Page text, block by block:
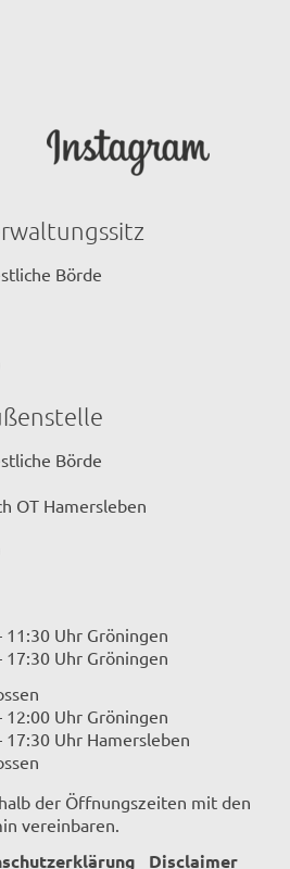
Börde
Börde
OT Hamersleben
11:30 Uhr Gröningen
17:30 Uhr Gröningen
12:00 Uhr Gröningen
17:30 Uhr Hamersleben
der Öffnungszeiten mit den
vereinbaren.
Disclaimer